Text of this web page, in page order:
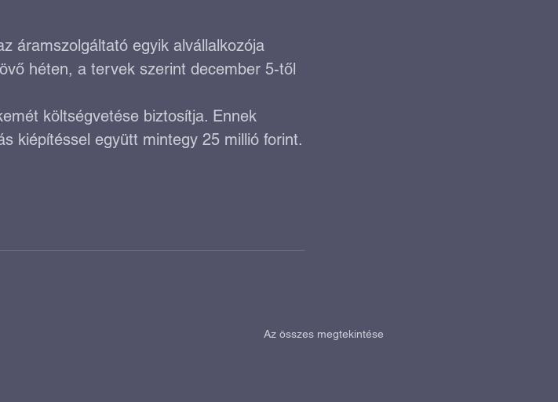
áramszolgáltató egyik alvállalkozója
héten, a tervek szerint december 5-től
költségvetése biztosítja. Ennek
kiépítéssel együtt mintegy 25 millió forint.
Az összes megtekintése